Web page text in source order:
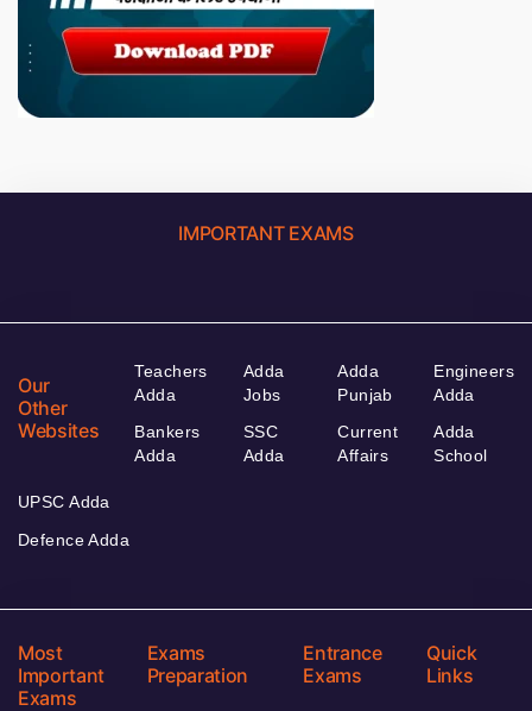
IMPORTANT EXAMS
Our
Other
Websites
Teachers
Adda
Bankers
Adda
Adda
Jobs
SSC
Adda
Adda
Punjab
Current
Affairs
Engineers
Adda
Adda
School
UPSC Adda
Defence Adda
Most
Important
Exams
Exams
Preparation
Entrance
Exams
Quick
Links